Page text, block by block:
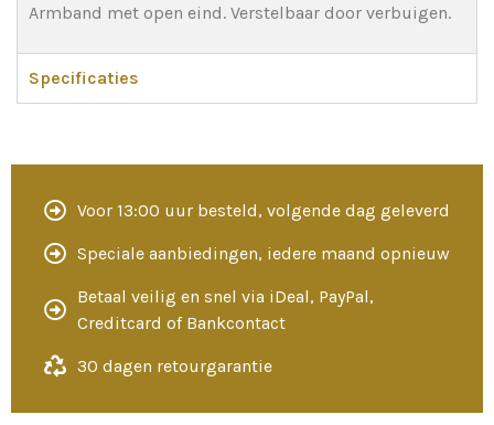
Armband met open eind. Verstelbaar door verbuigen.
Specificaties
Voor 13:00 uur besteld, volgende dag geleverd
Speciale aanbiedingen, iedere maand opnieuw
Betaal veilig en snel via iDeal, PayPal,
Creditcard of Bankcontact
30 dagen retourgarantie